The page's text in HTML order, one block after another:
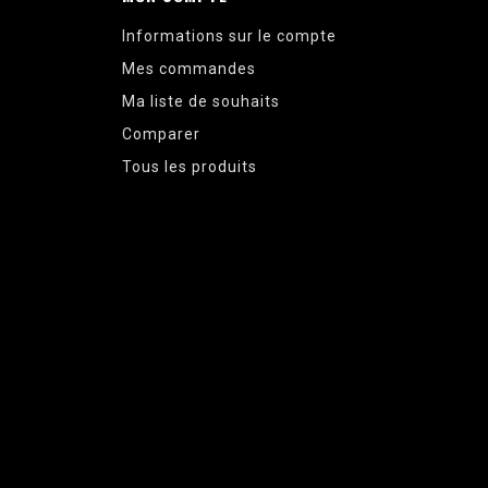
Informations sur le compte
Mes commandes
Ma liste de souhaits
Comparer
Tous les produits